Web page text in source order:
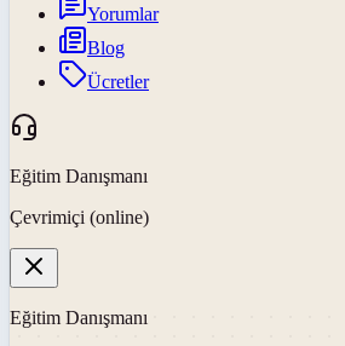
Yorumlar
Blog
Ücretler
Eğitim Danışmanı
Çevrimiçi (online)
Eğitim Danışmanı